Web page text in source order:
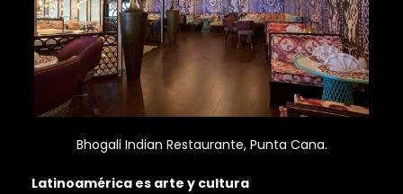
Bhogali Indian Restaurante, Punta Cana.
Latinoamérica es arte y cultura